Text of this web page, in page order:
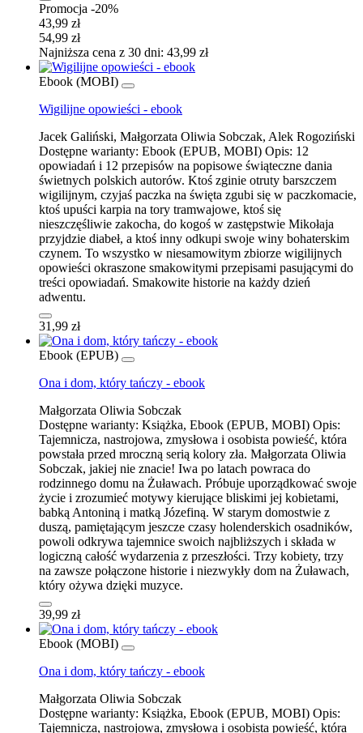
Promocja -20%
43,99 zł
54,99 zł
Najniższa cena z 30 dni: 43,99 zł
Ebook (MOBI)
Wigilijne opowieści - ebook
Jacek Galiński, Małgorzata Oliwia Sobczak, Alek Rogoziński
Dostępne warianty: Ebook (EPUB, MOBI) Opis: 12
opowiadań i 12 przepisów na popisowe świąteczne dania
świetnych polskich autorów. Ktoś zginie otruty barszczem
wigilijnym, czyjaś paczka na święta zgubi się w paczkomacie,
ktoś upuści karpia na tory tramwajowe, ktoś się
nieszczęśliwie zakocha, do kogoś w zastępstwie Mikołaja
przyjdzie diabeł, a ktoś inny odkupi swoje winy bohaterskim
czynem. To wszystko w niesamowitym zbiorze wigilijnych
opowieści okraszone smakowitymi przepisami pasującymi do
treści opowiadań. Smakowite historie na każdy dzień
adwentu.
31,99 zł
Ebook (EPUB)
Ona i dom, który tańczy - ebook
Małgorzata Oliwia Sobczak
Dostępne warianty: Książka, Ebook (EPUB, MOBI) Opis:
Tajemnicza, nastrojowa, zmysłowa i osobista powieść, która
powstała przed mroczną serią kolory zła. Małgorzata Oliwia
Sobczak, jakiej nie znacie! Iwa po latach powraca do
rodzinnego domu na Żuławach. Próbuje uporządkować swoje
życie i zrozumieć motywy kierujące bliskimi jej kobietami,
babką Antoniną i matką Józefiną. W starym domostwie z
duszą, pamiętającym jeszcze czasy holenderskich osadników,
powoli odkrywa tajemnice swoich najbliższych i składa w
logiczną całość wydarzenia z przeszłości. Trzy kobiety, trzy
na zawsze połączone historie i niezwykły dom na Żuławach,
który ożywa dzięki muzyce.
39,99 zł
Ebook (MOBI)
Ona i dom, który tańczy - ebook
Małgorzata Oliwia Sobczak
Dostępne warianty: Książka, Ebook (EPUB, MOBI) Opis:
Tajemnicza, nastrojowa, zmysłowa i osobista powieść, która